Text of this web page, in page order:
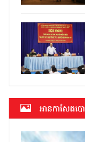
អាន​កាសែត​បោ